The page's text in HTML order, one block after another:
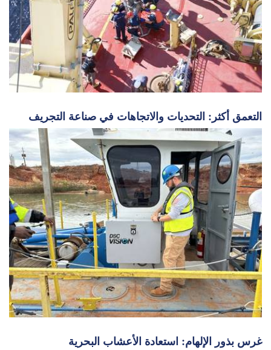
التعمق أكثر: التحديات والاتجاهات في صناعة التجريف
غرس بذور الإلهام: استعادة الأعشاب البحرية